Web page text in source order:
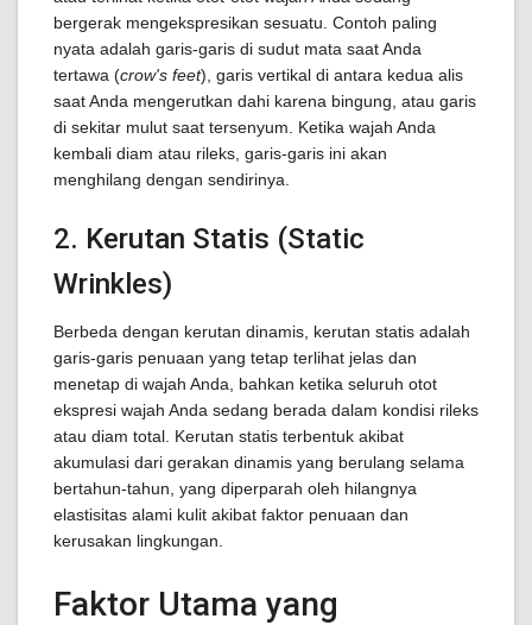
bergerak mengekspresikan sesuatu. Contoh paling
nyata adalah garis-garis di sudut mata saat Anda
tertawa (crow's feet), garis vertikal di antara kedua alis
saat Anda mengerutkan dahi karena bingung, atau garis
di sekitar mulut saat tersenyum. Ketika wajah Anda
kembali diam atau rileks, garis-garis ini akan
menghilang dengan sendirinya.
2. Kerutan Statis (Static
Wrinkles)
Berbeda dengan kerutan dinamis, kerutan statis adalah
garis-garis penuaan yang tetap terlihat jelas dan
menetap di wajah Anda, bahkan ketika seluruh otot
ekspresi wajah Anda sedang berada dalam kondisi rileks
atau diam total. Kerutan statis terbentuk akibat
akumulasi dari gerakan dinamis yang berulang selama
bertahun-tahun, yang diperparah oleh hilangnya
elastisitas alami kulit akibat faktor penuaan dan
kerusakan lingkungan.
Faktor Utama yang